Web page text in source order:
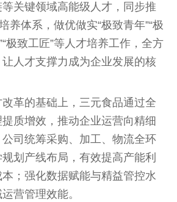
关键领域高能级人才，同步推
养体系，做优做实“极致青年”“极
极致工匠”等人才培养工作，全方
人才支撑力成为企业发展的核
革的基础上，三元食品通过全
质增效，推动企业运营向精细
司统筹采购、加工、物流全环
划产线布局，有效提高产能利
；强化数据赋能与精益管控水
营管理效能。